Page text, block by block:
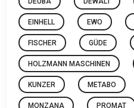
EINHELL EWO
FISCHER GÜDE
HOLZMANN MASCHINEN
KUNZER METABO
MONZANA PROMAT